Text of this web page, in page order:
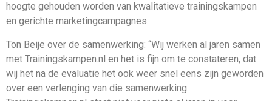
hoogte gehouden worden van kwalitatieve trainingskampen
en gerichte marketingcampagnes.
Ton Beije over de samenwerking: “Wij werken al jaren samen
met Trainingskampen.nl en het is fijn om te constateren, dat
wij het na de evaluatie het ook weer snel eens zijn geworden
over een verlenging van die samenwerking.